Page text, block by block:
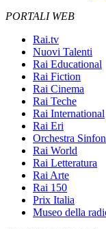
PORTALI WEB
Rai.tv
Nuovi Talenti
Rai Educational
Rai Fiction
Rai Cinema
Rai Teche
Rai International
Rai Eri
Orchestra
Rai World
Rai Letteratura
Rai Arte
Rai 150
Prix Italia
Museo della